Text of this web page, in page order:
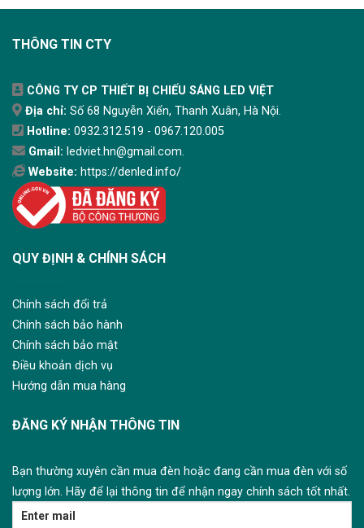
THÔNG TIN CTY
CÔNG TY CP THIẾT BỊ CHIẾU SÁNG LED VIỆT
Địa chỉ: Số 68 Nguyễn Xiển, Thanh Xuân, Hà Nội.
Hotline: 0932.312.519 - 0967.120.005
Gmail: ledviet.hn@gmail.com.
Website: https://denled.info/
QUY ĐỊNH & CHÍNH SÁCH
Chính sách đổi trả
Chính sách bảo hành
Chính sách bảo mật
Điều khoản dịch vụ
Hướng dẫn mua hàng
ĐĂNG KÝ NHẬN THÔNG TIN
Bạn thường xuyên cần mua đèn hoặc đang cần mua đèn với số
lượng lớn. Hãy để lại thông tin để nhận ngay chính sách tốt nhất.